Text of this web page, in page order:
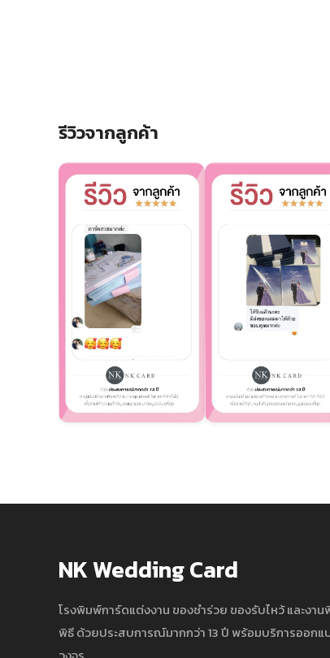
รีวิวจากลูกค้า
NK Wedding Card
โรงพิมพ์การ์ดแต่งงาน ของชำร่วย ของรับไหว้ และงา
พิธี ด้วยประสบการณ์มากกว่า 13 ปี พร้อมบริการออก